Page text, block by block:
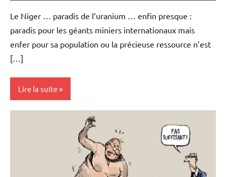
Le Niger … paradis de l’uranium … enfin presque :
paradis pour les géants miniers internationaux mais
enfer pour sa population ou la précieuse ressource n’est
[…]
Lire la suite